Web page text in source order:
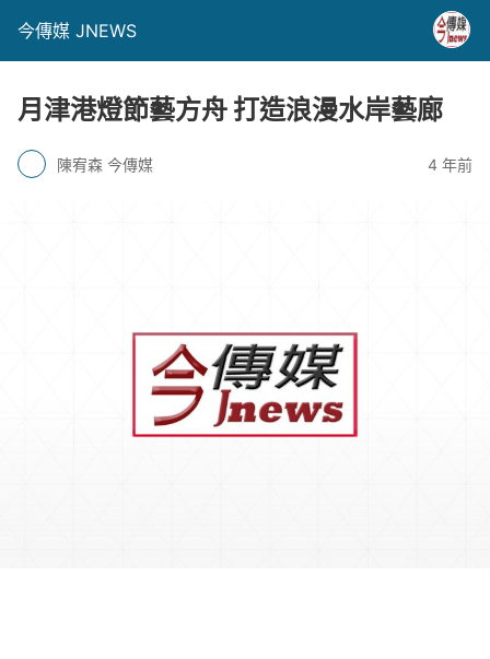
今傳媒 JNEWS
月津港燈節藝方舟 打造浪漫水岸藝廊
陳宥森 今傳媒 4 年前